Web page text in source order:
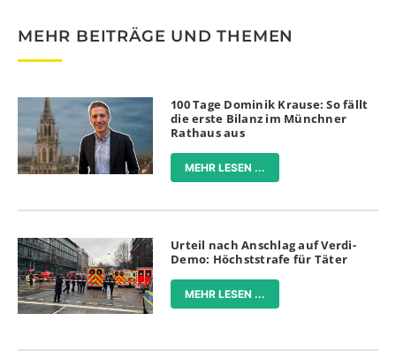
MEHR BEITRÄGE UND THEMEN
100 Tage Dominik Krause: So fällt
die erste Bilanz im Münchner
Rathaus aus
MEHR LESEN ...
Urteil nach Anschlag auf Verdi-
Demo: Höchststrafe für Täter
MEHR LESEN ...